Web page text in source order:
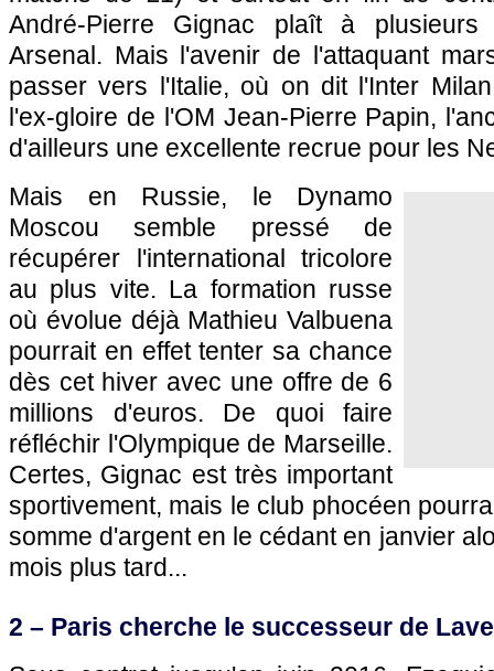
André-Pierre Gignac plaît à
Arsenal. Mais l'avenir de l'attaquant
passer vers l'Italie, où on dit l'Inter
l'ex-gloire de l'OM Jean-Pierre Papin,
d'ailleurs une excellente recrue pour les
Mais en Russie, le Dynamo
Moscou semble pressé de
récupérer l'international tricolore
au plus vite. La formation russe
où évolue déjà Mathieu Valbuena
pourrait en effet tenter sa chance
dès cet hiver avec une offre de 6
millions d'euros. De quoi faire
réfléchir l'Olympique de Marseille.
Certes, Gignac est très important
sportivement, mais le club phocéen
somme d'argent en le cédant en janvier
mois plus tard...
2 – Paris cherche le successeur de